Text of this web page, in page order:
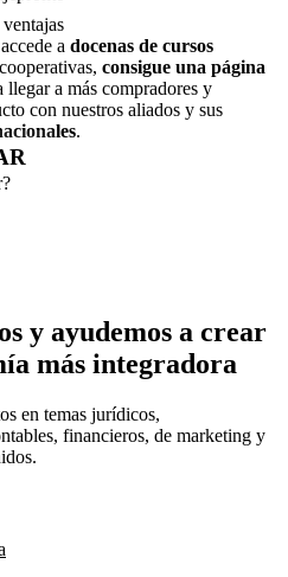
a docenas de cursos
consigue una página
llegar a más compradores y
con nuestros aliados y sus
.
y ayudemos a crear
más integradora
en temas jurídicos,
financieros, de marketing y